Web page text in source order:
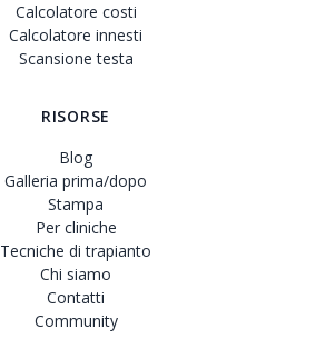
Calcolatore costi
Calcolatore innesti
Scansione testa
RISORSE
Blog
Galleria prima/dopo
Stampa
Per cliniche
Tecniche di trapianto
Chi siamo
Contatti
Community